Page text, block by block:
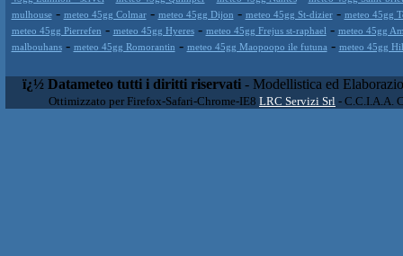
mulhouse- meteo 45gg Colmar- meteo 45gg Dijon - meteo 45gg St-dizier- meteo 45gg
meteo 45gg Pierrefen - meteo 45gg Hyeres- meteo 45gg Frejus st-raphael - meteo 45gg
malbouhans- meteo 45gg Romorantin - meteo 45gg Maopoopo ile futuna - meteo 45gg
ï¿½ Datameteo tutti i diritti riservati - Modellistica ed
Ottimizzato per Firefox-Safari-Chrome-IE8 LRC Servizi Srl - C.C.I.A.A.